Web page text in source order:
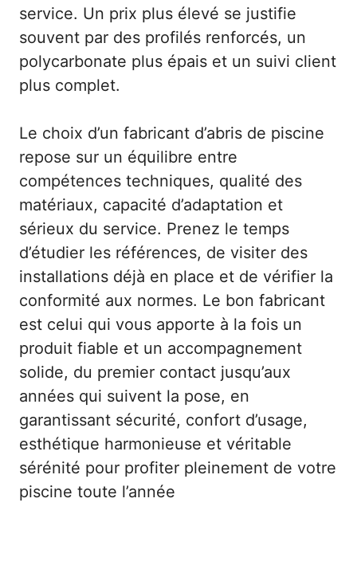
service. Un prix plus élevé se justifie
souvent par des profilés renforcés, un
polycarbonate plus épais et un suivi client
plus complet.
Le choix d’un fabricant d’abris de piscine
repose sur un équilibre entre
compétences techniques, qualité des
matériaux, capacité d’adaptation et
sérieux du service. Prenez le temps
d’étudier les références, de visiter des
installations déjà en place et de vérifier la
conformité aux normes. Le bon fabricant
est celui qui vous apporte à la fois un
produit fiable et un accompagnement
solide, du premier contact jusqu’aux
années qui suivent la pose, en
garantissant sécurité, confort d’usage,
esthétique harmonieuse et véritable
sérénité pour profiter pleinement de votre
piscine toute l’année